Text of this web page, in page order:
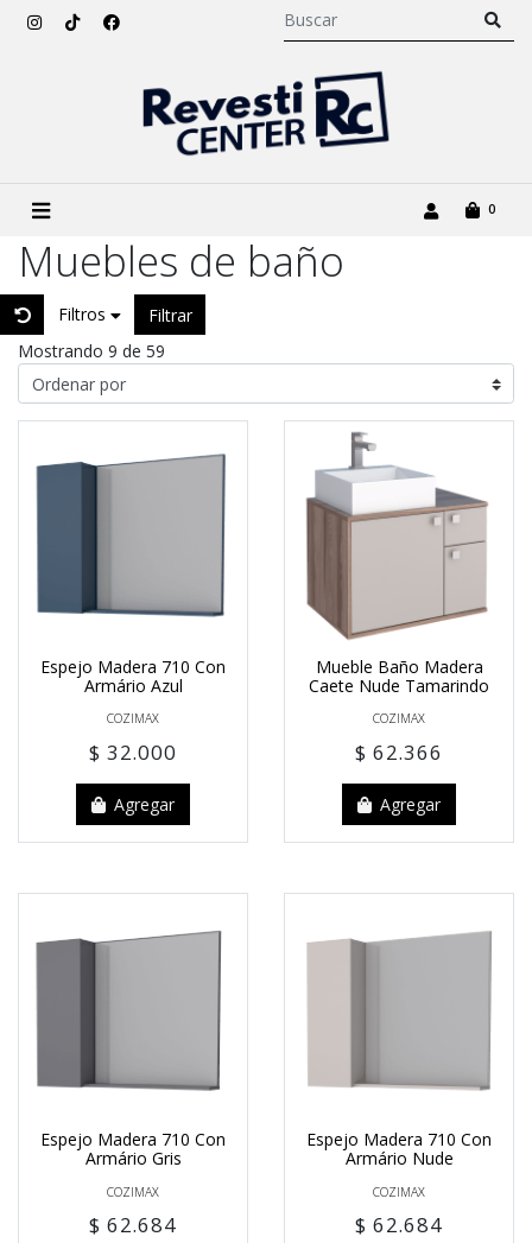
0
Muebles de baño
Filtros
Filtrar
Mostrando 9 de 59
Espejo Madera 710 Con
Armário Azul
COZIMAX
$ 32.000
Agregar
Mueble Baño Madera
Caete Nude Tamarindo
COZIMAX
$ 62.366
Agregar
Espejo Madera 710 Con
Armário Gris
COZIMAX
$ 62.684
Espejo Madera 710 Con
Armário Nude
COZIMAX
$ 62.684